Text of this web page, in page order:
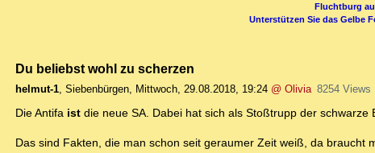
Fluchtburg
Unterstützen Sie das Gelbe
Du beliebst wohl zu scherzen
helmut-1, Siebenbürgen, Mittwoch, 29.08.2018, 19:24 @ Olivia 8254 Views
Die Antifa ist die neue SA. Dabei hat sich als Stoßtrupp der
Das sind Fakten, die man schon seit geraumer Zeit weiß, da braucht